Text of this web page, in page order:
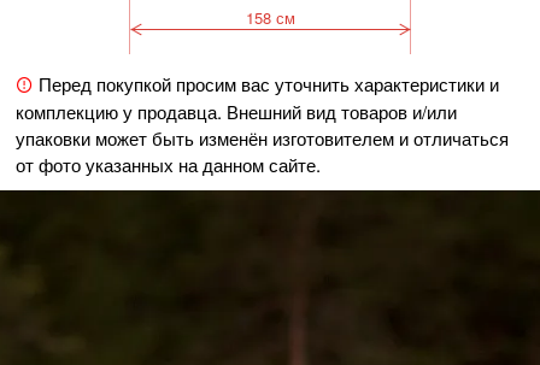
158 см
Перед покупкой просим вас уточнить характеристики и
комплекцию у продавца. Внешний вид товаров и/или
упаковки может быть изменён изготовителем и отличаться
от фото указанных на данном сайте.